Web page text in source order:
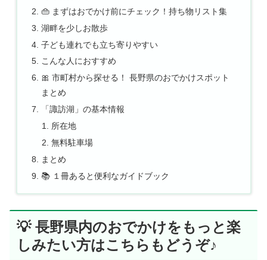
👜 まずはおでかけ前にチェック！持ち物リスト集
湖畔を少しお散歩
子ども連れでも立ち寄りやすい
こんな人におすすめ
🎀 市町村から探せる！ 長野県のおでかけスポット
まとめ
「諏訪湖」の基本情報
所在地
無料駐車場
まとめ
📚 １冊あると便利なガイドブック
💡 長野県内のおでかけをもっと楽
しみたい方はこちらもどうぞ♪